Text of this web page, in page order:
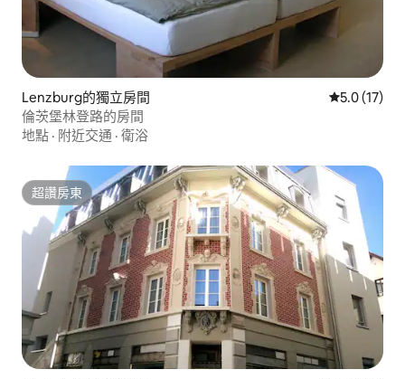
Lenzburg的獨立房間 從 17 則評
5.0 (17)
倫茨堡林登路的房間
地點 · 附近交通 · 衛浴
超讚房東
超讚房東